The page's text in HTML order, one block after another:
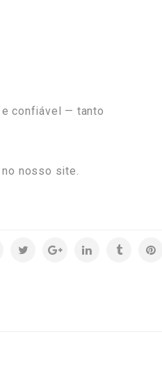
confiável — tanto
nosso site.